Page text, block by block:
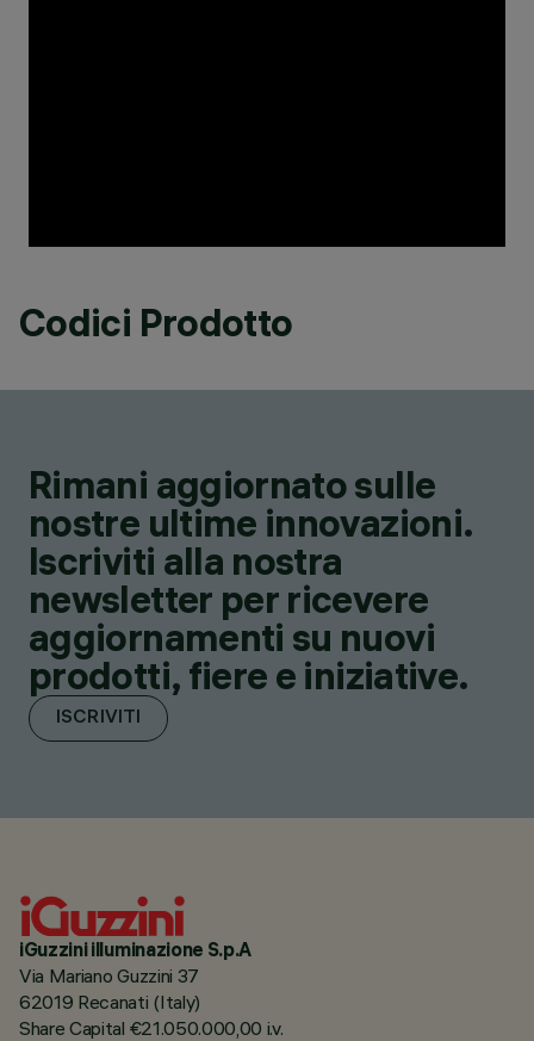
Codici Prodotto
Rimani aggiornato sulle
nostre ultime innovazioni.
Iscriviti alla nostra
newsletter per ricevere
aggiornamenti su nuovi
prodotti, fiere e iniziative.
ISCRIVITI
iGuzzini illuminazione S.p.A
Via Mariano Guzzini 37
62019 Recanati (Italy)
Share Capital €21.050.000,00 i.v.